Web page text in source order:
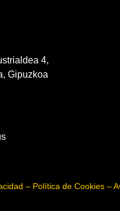
4,
Gipuzkoa
– Política de Cookies –